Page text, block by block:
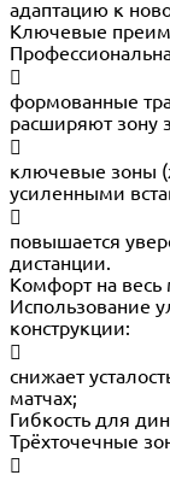
адаптацию к
Ключевые

формованные
расширяют зону

ключевые зоны
усиленными

повышается
дистанции.
Комфорт на весь
Использование
конструкции:

снижает
матчах;
Гибкость для
Трёхточечные
